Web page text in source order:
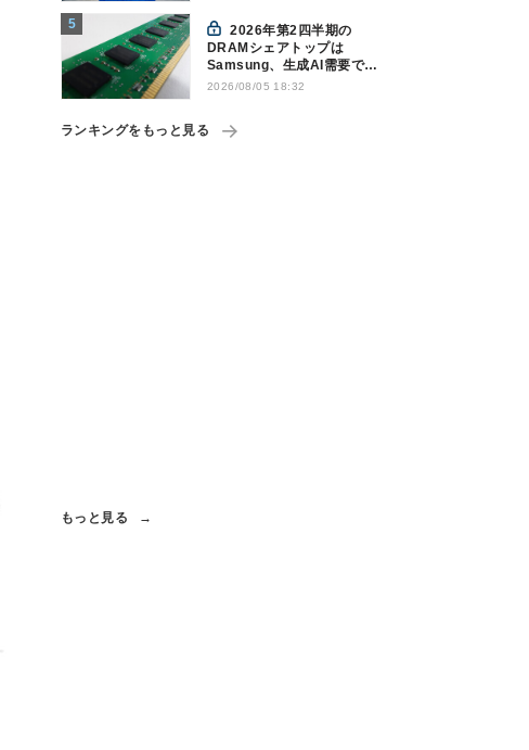
2026年第2四半期の
DRAMシェアトップは
Samsung、生成AI需要で競
争構図に変化
2026/08/05 18:32
ランキングをもっと見る
もっと見る